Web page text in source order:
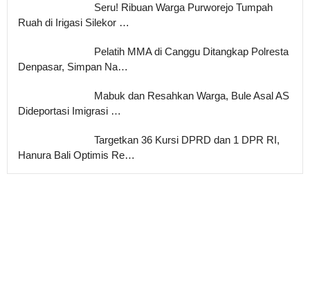
Seru! Ribuan Warga Purworejo Tumpah
Ruah di Irigasi Silekor …
Pelatih MMA di Canggu Ditangkap Polresta
Denpasar, Simpan Na…
Mabuk dan Resahkan Warga, Bule Asal AS
Dideportasi Imigrasi …
Targetkan 36 Kursi DPRD dan 1 DPR RI,
Hanura Bali Optimis Re…